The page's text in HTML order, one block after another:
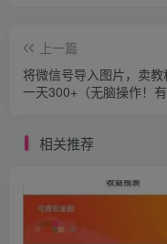
上一篇
将微信号导入图片，卖教
一天300+（无脑操作！
相关推荐